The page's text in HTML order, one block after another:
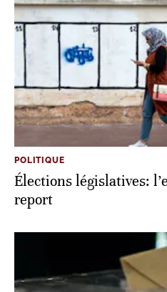
POLITIQUE
Élections législatives:
report